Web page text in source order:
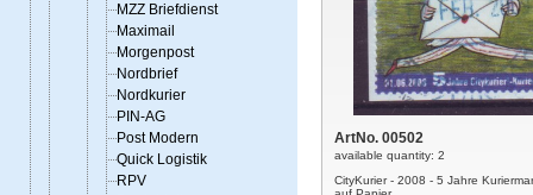
ArtNo. 00502
available quantity: 2
CityKurier - 2008 - 5 Jahre
MZZ Briefdienst
Maximail
Morgenpost
Nordbrief
Nordkurier
PIN-AG
Post Modern
Quick Logistik
RPV